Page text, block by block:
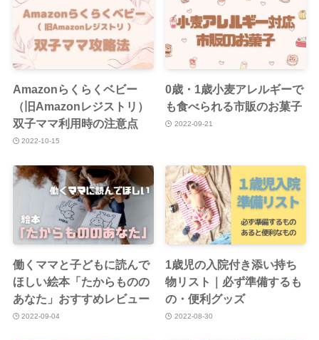
Amazonらくらくベビー
（旧Amazonレジストリ）
双子ママ利用時の注意点
2022-10-15
0歳・1歳小麦アレルギーで
も食べられる市販のお菓子
2022-09-21
働くママと子どもに読んで
ほしい絵本「たからものの
あなた」おすすめレビュー
2022-09-04
1歳児の入院付き添い持ち
物リスト｜必ず準備するも
の・便利グッズ
2022-08-30